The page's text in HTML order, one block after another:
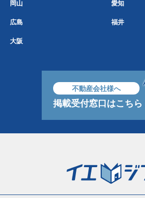
岡山 愛知
広島 福井
大阪
不動産会社様へ
掲載受付窓口はこちら